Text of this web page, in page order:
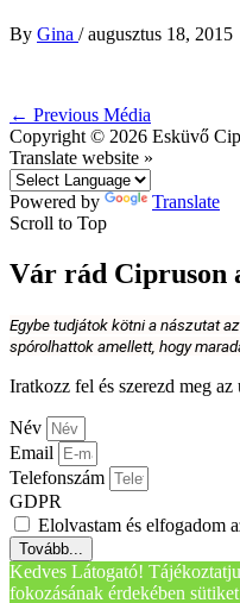
By Gina /augusztus 18, 2015
← Previous Média
Copyright © 2026 Esküvő
Translate website »
Powered by
Translate
Scroll to Top
Vár rád Cipruson
Egybe tudjátok kötni a nászutat
spórolhattok amellett, hogy
Iratkozz fel és szerezd meg az
Név
Email
Telefonszám
GDPR
Elolvastam és elfogadom
Tovább...
Kedves Látogató!
fokozásának érdekében